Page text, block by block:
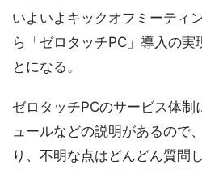
いよいよキックオフミーティ
ら「ゼロタッチPC」導入の実
とになる。
ゼロタッチPCのサービス体制
ュールなどの説明があるので
り、不明な点はどんどん質問